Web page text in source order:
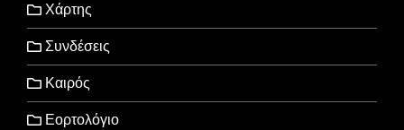
Χάρτης
Συνδέσεις
Καιρός
Εορτολόγιο